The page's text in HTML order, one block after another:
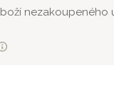
nezakoupeného